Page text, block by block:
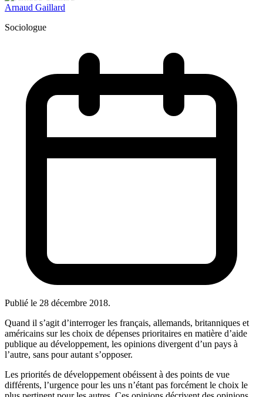
Arnaud Gaillard
Sociologue
Publié le 28 décembre 2018.
Quand il s’agit d’interroger les français, allemands, britanniques et
américains sur les choix de dépenses prioritaires en matière d’aide
publique au développement, les opinions divergent d’un pays à
l’autre, sans pour autant s’opposer.
Les priorités de développement obéissent à des points de vue
différents, l’urgence pour les uns n’étant pas forcément le choix le